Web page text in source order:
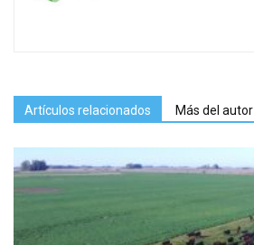
Artículos relacionados Más del autor